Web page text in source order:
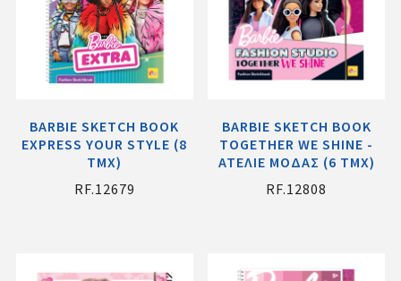
BARBIE SKETCH BOOK
EXPRESS YOUR STYLE (8
ΤΜΧ)
RF.12679
BARBIE SKETCH BOOK
TOGETHER WE SHINE -
ΑΤΕΛΙΕ ΜΟΔΑΣ (6 ΤΜΧ)
RF.12808